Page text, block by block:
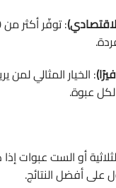
: الخيار المثالي لمن
عبوة.
أو الست عبوات
على أفضل النتائج.